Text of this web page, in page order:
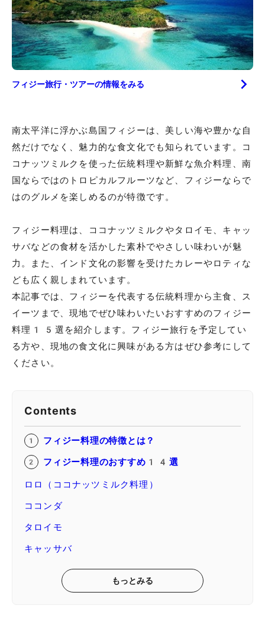
フィジー旅行・ツアーの情報をみる
南太平洋に浮かぶ島国フィジーは、美しい海や豊かな自
然だけでなく、魅力的な食文化でも知られています。コ
コナッツミルクを使った伝統料理や新鮮な魚介料理、南
国ならではのトロピカルフルーツなど、フィジーならで
はのグルメを楽しめるのが特徴です。
フィジー料理は、ココナッツミルクやタロイモ、キャッ
サバなどの食材を活かした素朴でやさしい味わいが魅
力。また、インド文化の影響を受けたカレーやロティな
ども広く親しまれています。
本記事では、フィジーを代表する伝統料理から主食、ス
イーツまで、現地でぜひ味わいたいおすすめのフィジー
料理15選を紹介します。フィジー旅行を予定してい
る方や、現地の食文化に興味がある方はぜひ参考にして
ください。
Contents
フィジー料理の特徴とは？
フィジー料理のおすすめ14選
ロロ（ココナッツミルク料理）
ココンダ
タロイモ
キャッサバ
もっとみる